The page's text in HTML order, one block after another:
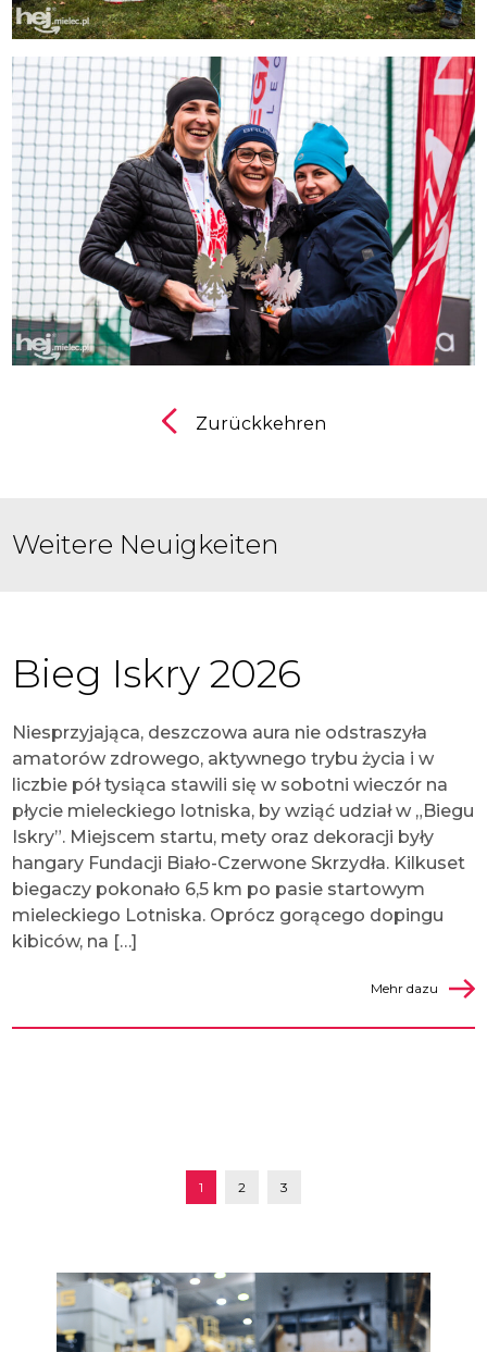
Zurückkehren
Weitere Neuigkeiten
Bieg Iskry 2026
Niesprzyjająca, deszczowa aura nie odstraszyła
amatorów zdrowego, aktywnego trybu życia i w
liczbie pół tysiąca stawili się w sobotni wieczór na
płycie mieleckiego lotniska, by wziąć udział w „Biegu
Iskry”. Miejscem startu, mety oraz dekoracji były
hangary Fundacji Biało-Czerwone Skrzydła. Kilkuset
biegaczy pokonało 6,5 km po pasie startowym
mieleckiego Lotniska. Oprócz gorącego dopingu
kibiców, na […]
Mehr dazu
1 2 3